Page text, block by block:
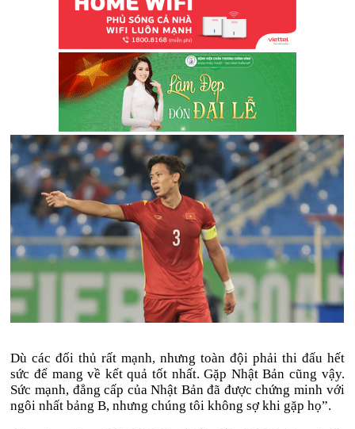
Dù các đối thủ rất mạnh, nhưng toàn đội phải thi đấu hết
sức để mang về kết quả tốt nhất. Gặp Nhật Bản cũng vậy.
Sức mạnh, đẳng cấp của Nhật Bản đã được chứng minh với
ngôi nhất bảng B, nhưng chúng tôi không sợ khi gặp họ”.